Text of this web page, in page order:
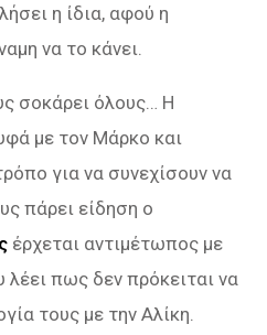
η ίδια, αφού η
να το κάνει.
σοκάρει όλους… Η
με τον Μάρκο και
για να συνεχίσουν να
πάρει είδηση ο
έρχεται αντιμέτωπος με
λέει πως δεν πρόκειται να
τους με την Αλίκη.